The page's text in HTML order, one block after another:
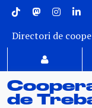
Vés al contingut
Menu
Directori de
de